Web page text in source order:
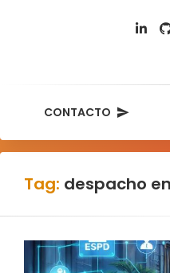
CONTACTO
Tag: despacho